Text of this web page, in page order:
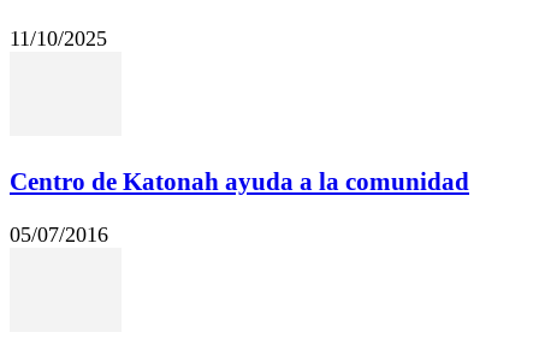
11/10/2025
Centro de Katonah ayuda a la comunidad
05/07/2016